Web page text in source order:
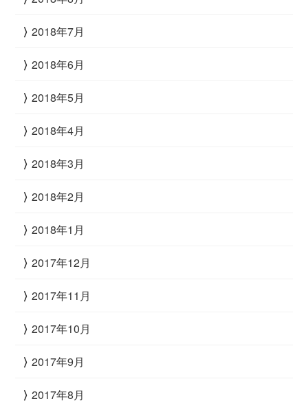
2018年7月
2018年6月
2018年5月
2018年4月
2018年3月
2018年2月
2018年1月
2017年12月
2017年11月
2017年10月
2017年9月
2017年8月